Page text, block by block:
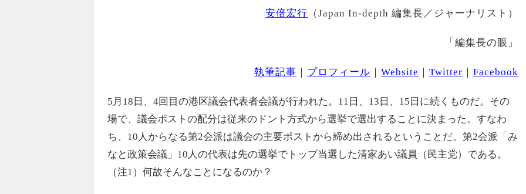
安倍宏行 （Japan In-depth 編集長／ジャーナリスト）
「編集長の眼」
執筆記事 ｜ プロフィール ｜ Website ｜ Twitter ｜ Facebook
5月18日、4回目の港区議会代表者会議が行われた。11日、13日、15日に続くものだ。その
場で、議会ポストの配分は従来のドント方式から選挙で選出することに決まった。すなわ
ち、10人からなる第2会派は議会の主要ポストから締め出されるということだ。第2会派「み
なと政策会議」10人の代表は先の選挙でトップ当選した清家あい議員（民主党）である。
（注1）何故そんなことになるのか？